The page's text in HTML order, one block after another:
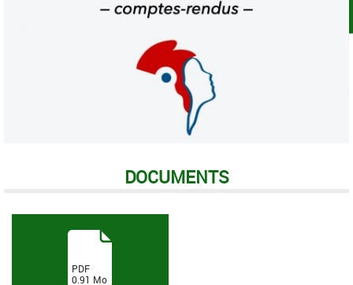
DOCUMENTS
(PDF
0.91 Mo